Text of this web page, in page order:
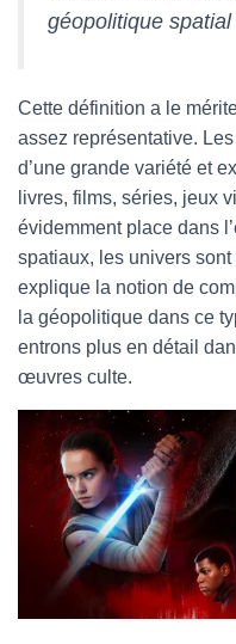
géopolitique
Cette définition a le
assez représentative.
d’une grande variété et
livres, films, séries, jeux
évidemment place dans
spatiaux, les univers
explique la notion de
la géopolitique dans ce
entrons plus en détail
œuvres culte.